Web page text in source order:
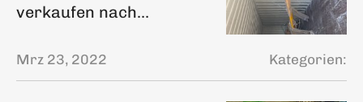
verkaufen nach
Mrz 23, 2022 Kategorien: